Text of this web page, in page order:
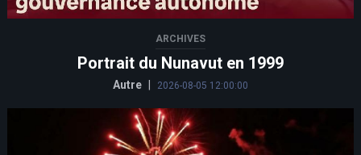
ARCHIVES
Portrait du Nunavut en 1999
Autre 2026-08-05 12:00:00